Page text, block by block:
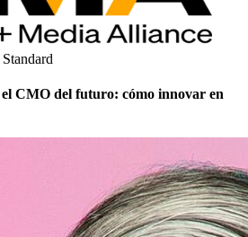
Standard
CMO del futuro: cómo innovar en